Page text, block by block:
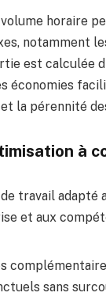
horaire
notamment
est calculée
économies
la pérennité
à
travail adapté
et aux
sans